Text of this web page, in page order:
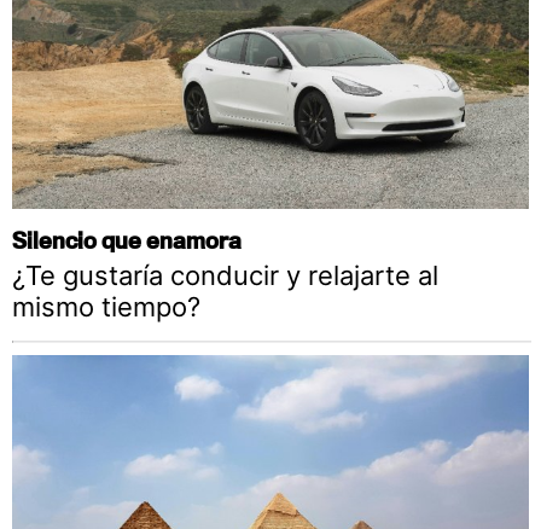
Silencio que enamora
¿Te gustaría conducir y relajarte al
mismo tiempo?